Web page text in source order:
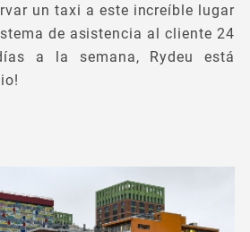
un taxi a este increíble lugar
de asistencia al cliente 24
a la semana, Rydeu está